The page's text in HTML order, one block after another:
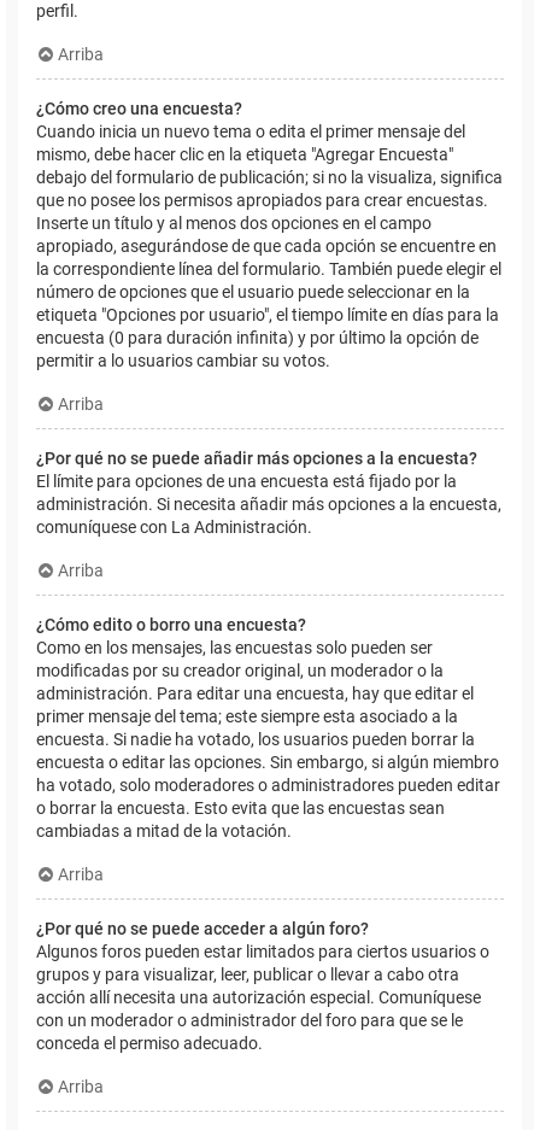
perfil.
Arriba
¿Cómo creo una encuesta?
Cuando inicia un nuevo tema o edita el primer mensaje del
mismo, debe hacer clic en la etiqueta "Agregar Encuesta"
debajo del formulario de publicación; si no la visualiza, significa
que no posee los permisos apropiados para crear encuestas.
Inserte un título y al menos dos opciones en el campo
apropiado, asegurándose de que cada opción se encuentre en
la correspondiente línea del formulario. También puede elegir el
número de opciones que el usuario puede seleccionar en la
etiqueta "Opciones por usuario", el tiempo límite en días para la
encuesta (0 para duración infinita) y por último la opción de
permitir a lo usuarios cambiar su votos.
Arriba
¿Por qué no se puede añadir más opciones a la encuesta?
El límite para opciones de una encuesta está fijado por la
administración. Si necesita añadir más opciones a la encuesta,
comuníquese con La Administración.
Arriba
¿Cómo edito o borro una encuesta?
Como en los mensajes, las encuestas solo pueden ser
modificadas por su creador original, un moderador o la
administración. Para editar una encuesta, hay que editar el
primer mensaje del tema; este siempre esta asociado a la
encuesta. Si nadie ha votado, los usuarios pueden borrar la
encuesta o editar las opciones. Sin embargo, si algún miembro
ha votado, solo moderadores o administradores pueden editar
o borrar la encuesta. Esto evita que las encuestas sean
cambiadas a mitad de la votación.
Arriba
¿Por qué no se puede acceder a algún foro?
Algunos foros pueden estar limitados para ciertos usuarios o
grupos y para visualizar, leer, publicar o llevar a cabo otra
acción allí necesita una autorización especial. Comuníquese
con un moderador o administrador del foro para que se le
conceda el permiso adecuado.
Arriba